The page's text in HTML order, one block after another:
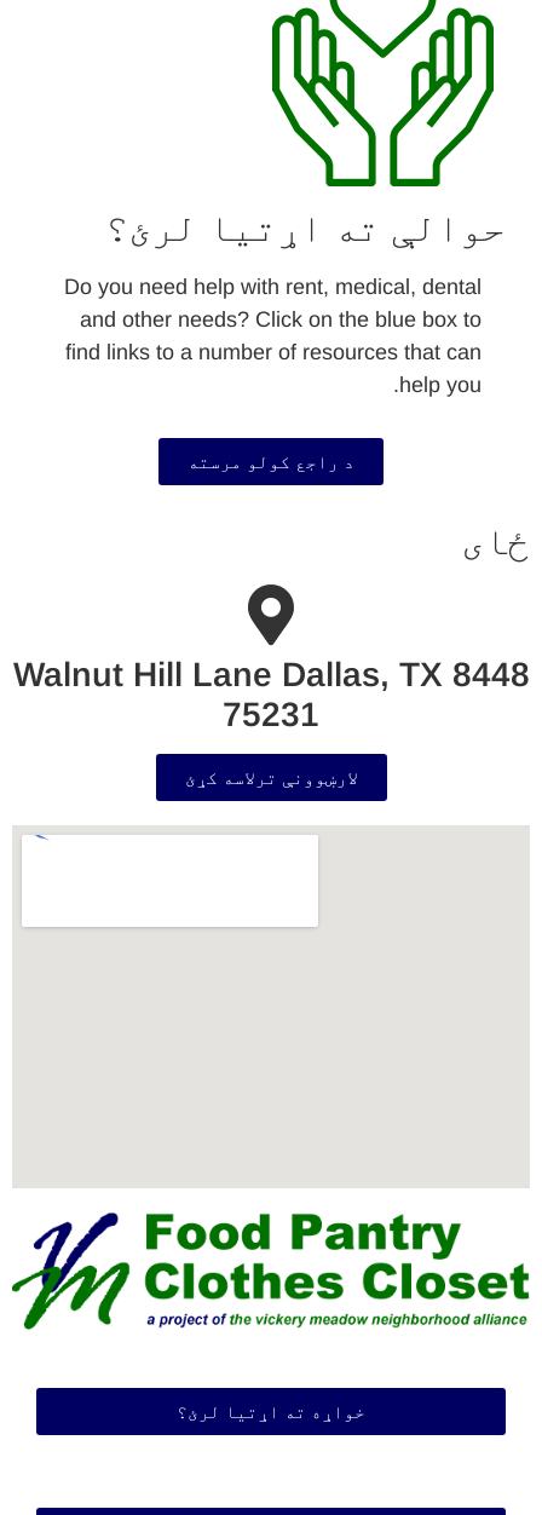
حوالې ته اړتیا لرئ؟
Do you need help with rent, medical, dental
and other needs? Click on the blue box to
find links to a number of resources that can
help you.
د راجع کولو مرسته
ځای
8448 Walnut Hill Lane Dallas, TX
75231
لارښوونې ترلاسه کړئ
خواړه ته اړتیا لرئ؟